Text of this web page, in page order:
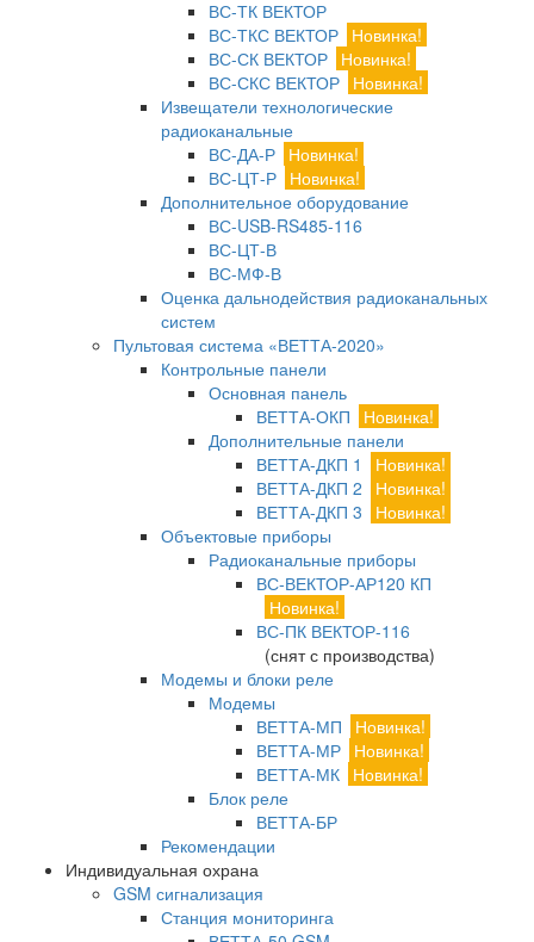
ВС-ТК ВЕКТОР
ВС-ТКС ВЕКТОР Новинка!
ВС-СК ВЕКТОР Новинка!
ВС-СКС ВЕКТОР Новинка!
Извещатели технологические
радиоканальные
ВС-ДА-Р Новинка!
ВС-ЦТ-Р Новинка!
Дополнительное оборудование
ВС-USB-RS485-116
ВС-ЦТ-В
ВС-МФ-В
Оценка дальнодействия радиоканальных
систем
Пультовая система «ВЕТТА-2020»
Контрольные панели
Основная панель
ВЕТТА-ОКП
Новинка!
Дополнительные панели
ВЕТТА-ДКП 1
Новинка!
ВЕТТА-ДКП 2
Новинка!
ВЕТТА-ДКП 3
Новинка!
Объектовые приборы
Радиоканальные приборы
ВС-ВЕКТОР-АР120 КП
Новинка!
ВС-ПК ВЕКТОР-116
(снят с производства)
Модемы и блоки реле
Модемы
ВЕТТА-МП
Новинка!
ВЕТТА-МР Новинка!
ВЕТТА-МК Новинка!
Блок реле
ВЕТТА-БР
Рекомендации
Индивидуальная охрана
GSM сигнализация
Станция мониторинга